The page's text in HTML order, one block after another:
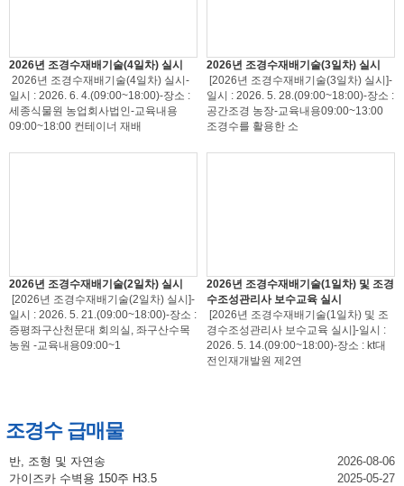
2026년 조경수재배기술(4일차) 실시
2026년 조경수재배기술(4일차) 실시-
일시 : 2026. 6. 4.(09:00~18:00)-장소 :
세종식물원 농업회사법인-교육내용
09:00~18:00 컨테이너 재배
2026년 조경수재배기술(3일차) 실시
[2026년 조경수재배기술(3일차) 실시]-
일시 : 2026. 5. 28.(09:00~18:00)-장소 :
공간조경 농장-교육내용09:00~13:00
조경수를 활용한 소
2026년 조경수재배기술(2일차) 실시
[2026년 조경수재배기술(2일차) 실시]-
일시 : 2026. 5. 21.(09:00~18:00)-장소 :
증평좌구산천문대 회의실, 좌구산수목
농원 -교육내용09:00~1
2026년 조경수재배기술(1일차) 및 조경
수조성관리사 보수교육 실시
[2026년 조경수재배기술(1일차) 및 조
경수조성관리사 보수교육 실시]-일시 :
2026. 5. 14.(09:00~18:00)-장소 : kt대
전인재개발원 제2연
조경수 급매물
반, 조형 및 자연송
2026-08-06
가이즈카 수벽용 150주 H3.5
2025-05-27